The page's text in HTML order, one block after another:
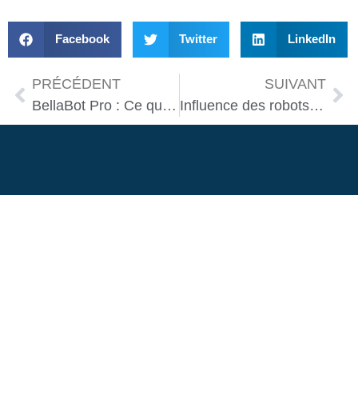
Facebook Twitter LinkedIn
PRÉCÉDENT
BellaBot Pro : Ce qui change sur la nouvelle version du robot serveur star.
SUIVANT
Influence des robots : impact sociétal inéluctable